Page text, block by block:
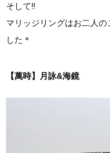
そして‼︎
マリッジリングはお二人
した＊
【萬時】月詠&海鏡